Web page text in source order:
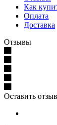
Как
Оплата
Доставка
Отзывы
Оставить отзыв